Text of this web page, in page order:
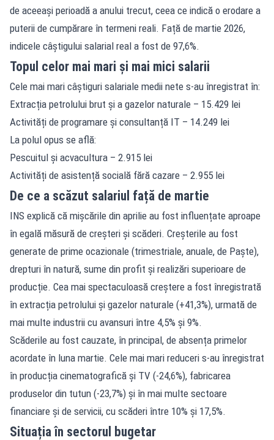
de aceeași perioadă a anului trecut, ceea ce indică o erodare a
puterii de cumpărare în termeni reali. Față de martie 2026,
indicele câștigului salarial real a fost de 97,6%.
Topul celor mai mari și mai mici salarii
Cele mai mari câștiguri salariale medii nete s-au înregistrat în:
Extracția petrolului brut și a gazelor naturale – 15.429 lei
Activități de programare și consultanță IT – 14.249 lei
La polul opus se află:
Pescuitul și acvacultura – 2.915 lei
Activități de asistență socială fără cazare – 2.955 lei
De ce a scăzut salariul față de martie
INS explică că mișcările din aprilie au fost influențate aproape
în egală măsură de creșteri și scăderi. Creșterile au fost
generate de prime ocazionale (trimestriale, anuale, de Paște),
drepturi în natură, sume din profit și realizări superioare de
producție. Cea mai spectaculoasă creștere a fost înregistrată
în extracția petrolului și gazelor naturale (+41,3%), urmată de
mai multe industrii cu avansuri între 4,5% și 9%.
Scăderile au fost cauzate, în principal, de absența primelor
acordate în luna martie. Cele mai mari reduceri s-au înregistrat
în producția cinematografică și TV (-24,6%), fabricarea
produselor din tutun (-23,7%) și în mai multe sectoare
financiare și de servicii, cu scăderi între 10% și 17,5%.
Situația în sectorul bugetar